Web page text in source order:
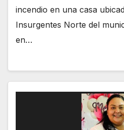
incendio en una casa
Insurgentes Norte del
en…